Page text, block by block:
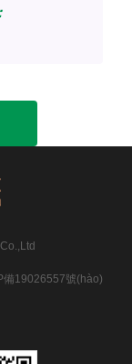
備19026557號(hào)